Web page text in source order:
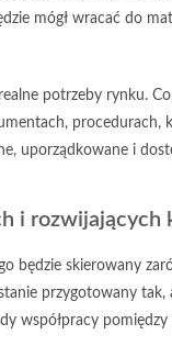
mógł wracać do
potrzeby rynku.
procedurach,
uporządkowane i
i
będzie skierowany
przygotowany
współpracy